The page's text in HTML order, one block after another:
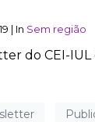
| In Sem região
do CEI-